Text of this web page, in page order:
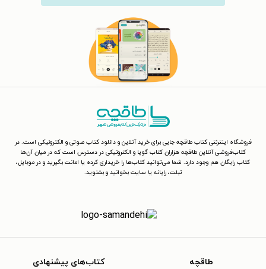
فروشگاه اینترنتی کتاب طاقچه جایی برای خرید آنلاین و دانلود کتاب صوتی و الکترونیکی است. در
کتاب‌فروشی آنلاین طاقچه هزاران کتاب گویا و الکترونیکی در دسترس است که در میان آن‌ها
کتاب رایگان هم وجود دارد. شما می‌توانید کتاب‌ها را خریداری کرده یا امانت بگیرید و در موبایل،
تبلت، رایانه یا سایت بخوانید و بشنوید.
طاقچه کتاب‌های پیشنهادی